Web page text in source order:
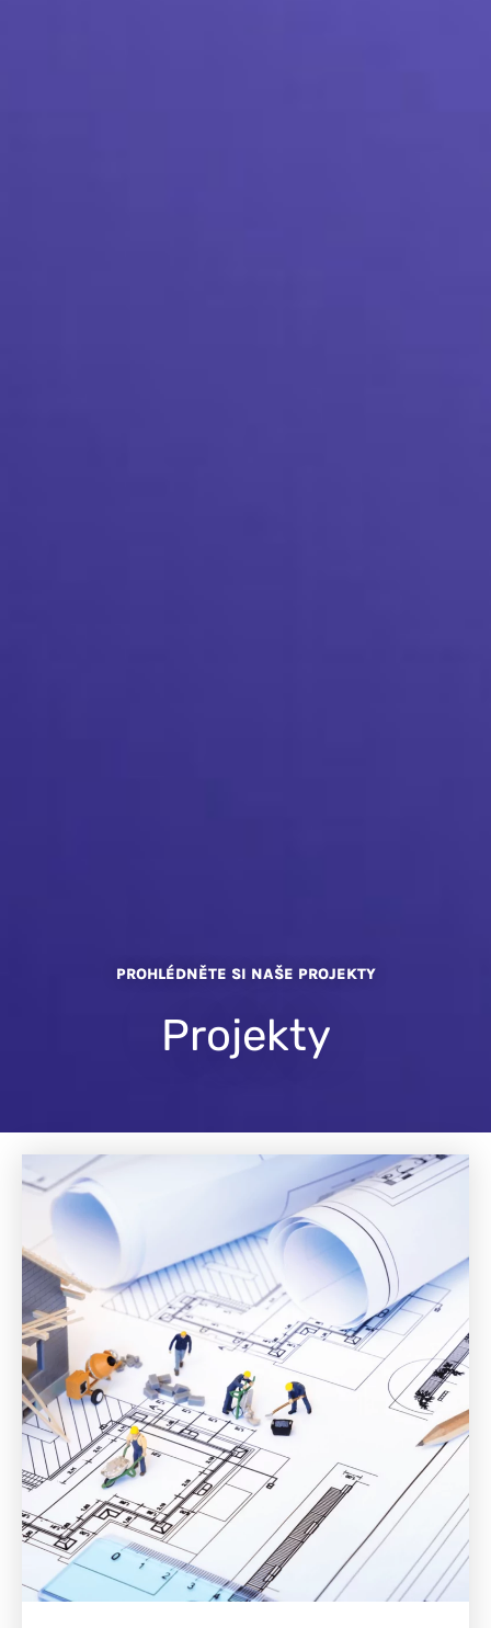
PROHLÉDNĚTE SI NAŠE PROJEKTY
Projekty